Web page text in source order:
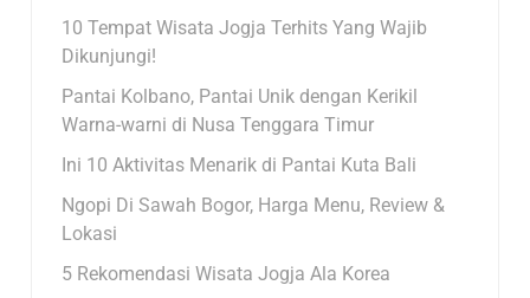
10 Tempat Wisata Jogja Terhits Yang Wajib
Dikunjungi!
Pantai Kolbano, Pantai Unik dengan Kerikil
Warna-warni di Nusa Tenggara Timur
Ini 10 Aktivitas Menarik di Pantai Kuta Bali
Ngopi Di Sawah Bogor, Harga Menu, Review &
Lokasi
5 Rekomendasi Wisata Jogja Ala Korea